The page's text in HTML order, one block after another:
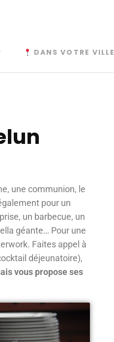
DANS VOTRE VILLE
une communion, le
pour un
un barbecue, un
géante… Pour une
Faites appel à
déjeunatoire),
vous propose ses